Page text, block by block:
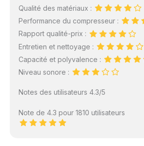
Qualité des matériaux :
Performance du compresseur :
Rapport qualité-prix :
Entretien et nettoyage :
Capacité et polyvalence :
Niveau sonore :
Notes des utilisateurs 4.3/5
Note de 4.3 pour 1810 utilisateurs